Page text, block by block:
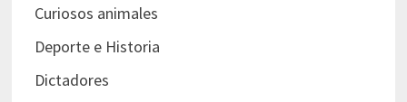
Curiosos animales
Deporte e Historia
Dictadores